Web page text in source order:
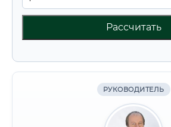
Рассчитать
РУКОВОДИТЕЛЬ